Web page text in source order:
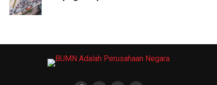
gelaran Pertamina Grand Prix Of Indonesia 2024, ini
skala global, meningkatkan aspek pariwisata dengan
menarik kehadiran wistawan asing yang nantikan akan
mendukung pertumbuhan ekonomi Lombok.